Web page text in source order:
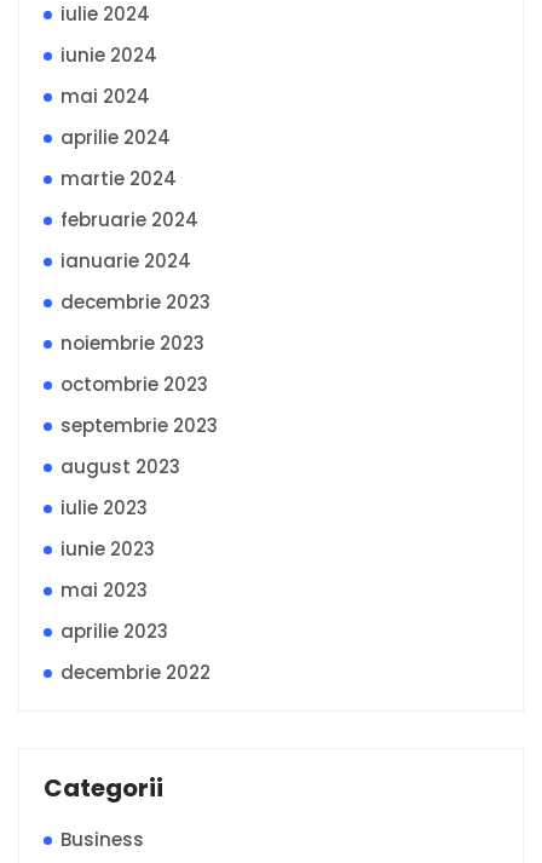
iulie 2024
iunie 2024
mai 2024
aprilie 2024
martie 2024
februarie 2024
ianuarie 2024
decembrie 2023
noiembrie 2023
octombrie 2023
septembrie 2023
august 2023
iulie 2023
iunie 2023
mai 2023
aprilie 2023
decembrie 2022
Categorii
Business